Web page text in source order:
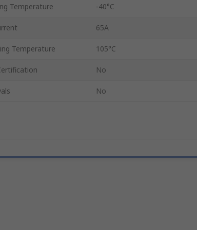
Temperature -40°C
65A
Temperature 105°C
No
No